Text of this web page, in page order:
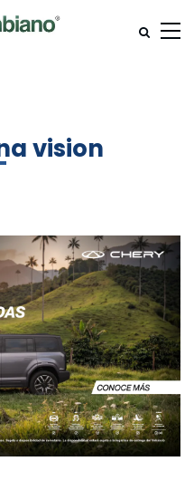
vision